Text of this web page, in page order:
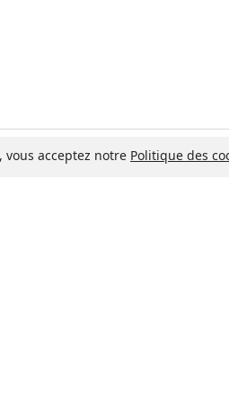
acceptez notre Politique des